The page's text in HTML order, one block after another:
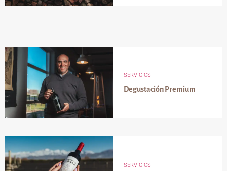
SERVICIOS
Degustación Premium
SERVICIOS